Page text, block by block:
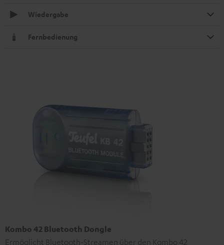
Wiedergabe
Fernbedienung
Kombo 42 Bluetooth Dongle
Ermöglicht Bluetooth-Streamen über den Kombo 42